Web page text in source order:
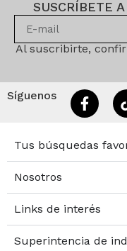
SUSCRÍBETE
Al suscribirte,
Síguenos
Tus búsquedas
Nosotros
Links de interés
Superintencia de